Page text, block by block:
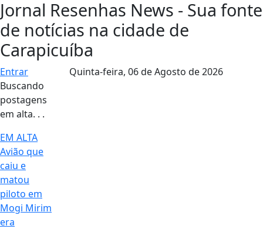
Jornal Resenhas News - Sua fonte
de notícias na cidade de
Carapicuíba
Entrar
Buscando
postagens
em alta. . .
EM ALTA
Avião que
caiu e
matou
piloto em
Mogi Mirim
era
Quinta-feira, 06 de Agosto de 2026